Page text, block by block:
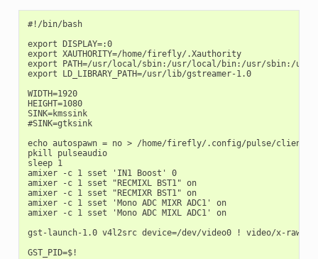
#!/bin/bash
export DISPLAY=:0
export XAUTHORITY=/home/firefly/.Xauthority
export PATH=/usr/local/sbin:/usr/local/bin:/usr/sbin:/
export LD_LIBRARY_PATH=/usr/lib/gstreamer-1.0
WIDTH=1920
HEIGHT=1080
SINK=kmssink
#SINK=gtksink
echo autospawn = no > /home/firefly/.config/pulse/
pkill pulseaudio
sleep 1
amixer -c 1 sset 'IN1 Boost' 0
amixer -c 1 sset "RECMIXL BST1" on
amixer -c 1 sset "RECMIXR BST1" on
amixer -c 1 sset 'Mono ADC MIXR ADC1' on
amixer -c 1 sset 'Mono ADC MIXL ADC1' on
gst-launch-1.0 v4l2src device=/dev/video0 ! video/x-
GST_PID=$!